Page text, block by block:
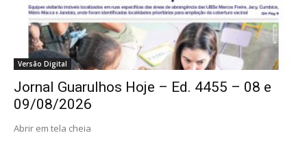
Versão Digital
Jornal Guarulhos Hoje – Ed. 4455 – 08 e
09/08/2026
Abrir em tela cheia